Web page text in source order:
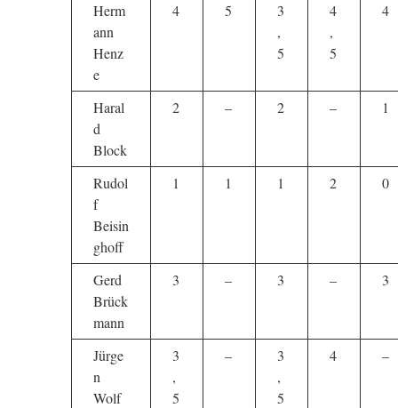
Herm
ann
Henz
e
4 5
3
,
5
4
,
5
4
Haral
d
Block
2 – 2 – 1
Rudol
f
Beisin
ghoff
1 1 1 2 0
Gerd
Brück
mann
3 – 3 – 3
Jürge
n
Wolf
3
,
5
–
3
,
5
4 –